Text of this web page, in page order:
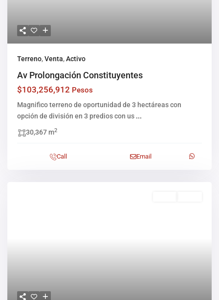
Terreno,Venta,Activo
Av Prolongación Constituyentes
$103,256,912 Pesos
Magnifico terreno de oportunidad de 3 hectáreas con
opción de división en 3 predios con us ...
30,367 m2
Call Email